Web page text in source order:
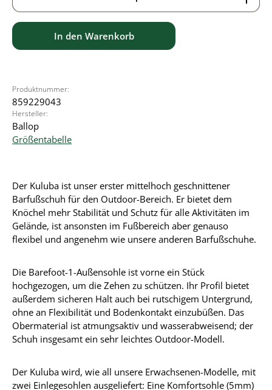
In den Warenkorb
Produktnummer:
859229043
Hersteller:
Ballop
Größentabelle
Der Kuluba ist unser erster mittelhoch geschnittener
Barfußschuh für den Outdoor-Bereich. Er bietet dem
Knöchel mehr Stabilität und Schutz für alle Aktivitäten im
Gelände, ist ansonsten im Fußbereich aber genauso
flexibel und angenehm wie unsere anderen Barfußschuhe.
Die Barefoot-1-Außensohle ist vorne ein Stück
hochgezogen, um die Zehen zu schützen. Ihr Profil bietet
außerdem sicheren Halt auch bei rutschigem Untergrund,
ohne an Flexibilität und Bodenkontakt einzubüßen. Das
Obermaterial ist atmungsaktiv und wasserabweisend; der
Schuh insgesamt ein sehr leichtes Outdoor-Modell.
Der Kuluba wird, wie all unsere Erwachsenen-Modelle, mit
zwei Einlegesohlen ausgeliefert: Eine Komfortsohle (5mm)